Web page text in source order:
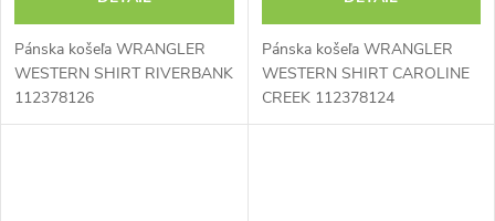
Pánska košeľa WRANGLER
WESTERN SHIRT RIVERBANK
112378126
Pánska košeľa WRANGLER
WESTERN SHIRT CAROLINE
CREEK 112378124